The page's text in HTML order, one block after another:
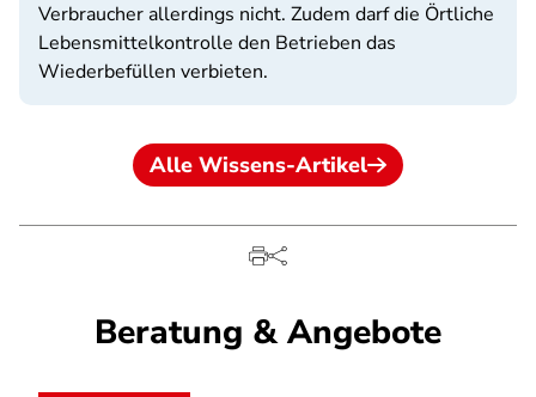
Verbraucher allerdings nicht. Zudem darf die Örtliche
Lebensmittelkontrolle den Betrieben das
Wiederbefüllen verbieten.
Alle Wissens-Artikel
Beratung & Angebote